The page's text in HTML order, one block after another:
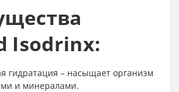
Isodrinx:
гидратация – насыщает организм
и минералами.